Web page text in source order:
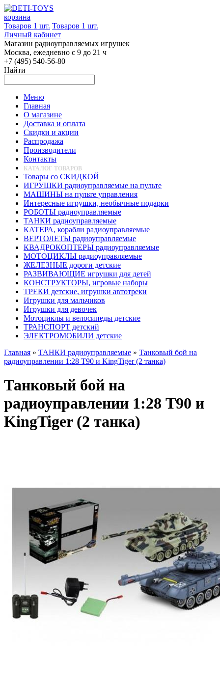
корзина
Товаров 1 шт. Товаров 1 шт.
Личный кабинет
Магазин радиоуправляемых игрушек
Москва, ежедневно с 9 до 21 ч
+7 (495) 540-56-80
Найти
Меню
Главная
О магазине
Доставка и оплата
Скидки и акции
Распродажа
Производители
Контакты
КАТАЛОГ ТОВАРОВ
Товары со СКИДКОЙ
ИГРУШКИ радиоуправляемые на пульте
МАШИНЫ на пульте управления
Интересные игрушки, необычные подарки
РОБОТЫ радиоуправляемые
ТАНКИ радиоуправляемые
КАТЕРА, корабли радиоуправляемые
ВЕРТОЛЕТЫ радиоуправляемые
КВАДРОКОПТЕРЫ радиоуправляемые
МОТОЦИКЛЫ радиоуправляемые
ЖЕЛЕЗНЫЕ дороги детские
РАЗВИВАЮЩИЕ игрушки для детей
КОНСТРУКТОРЫ, игровые наборы
ТРЕКИ детские, игрушки автотреки
Игрушки для мальчиков
Игрушки для девочек
Мотоциклы и велосипеды детские
ТРАНСПОРТ детский
ЭЛЕКТРОМОБИЛИ детские
Главная » ТАНКИ радиоуправляемые » Танковый бой на
радиоуправлении 1:28 T90 и KingTiger (2 танка)
Танковый бой на
радиоуправлении 1:28 T90 и
KingTiger (2 танка)